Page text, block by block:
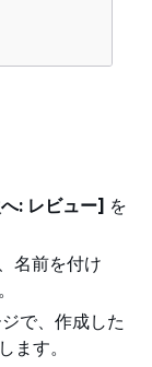
: レビュー] を
名前を付け
で、作成した
ます。